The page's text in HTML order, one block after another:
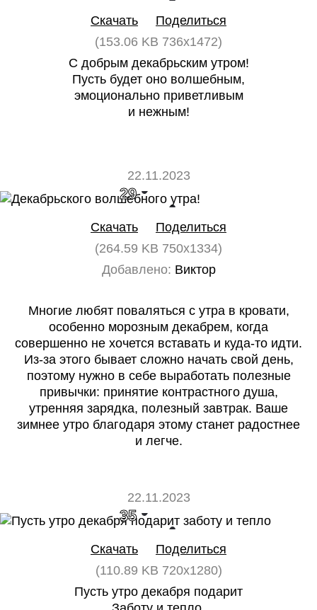
Скачать
Поделиться
(153.06 KB 736x1472)
С добрым декабрьским утром!
Пусть будет оно волшебным,
эмоционально приветливым
и нежным!
22.11.2023
29 0
Скачать
Поделиться
(264.59 KB 750x1334)
Добавлено: Виктор
Многие любят поваляться с утра в кровати,
особенно морозным декабрем, когда
совершенно не хочется вставать и куда-то идти.
Из-за этого бывает сложно начать свой день,
поэтому нужно в себе выработать полезные
привычки: принятие контрастного душа,
утренняя зарядка, полезный завтрак. Ваше
зимнее утро благодаря этому станет радостнее
и легче.
22.11.2023
35 0
Скачать
Поделиться
(110.89 KB 720x1280)
Пусть утро декабря подарит